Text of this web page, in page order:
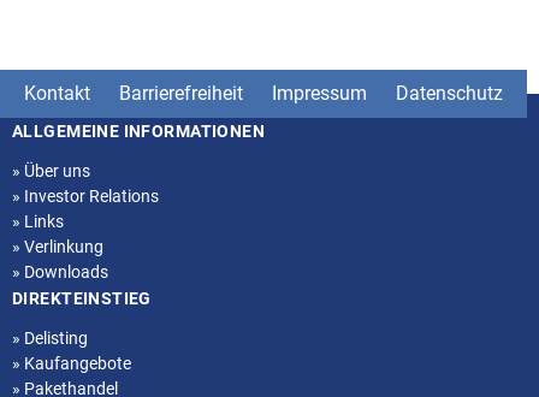
Kontakt Barrierefreiheit Impressum Datenschutz
Seitenstruktur
ALLGEMEINE INFORMATIONEN
» Über uns
» Investor Relations
» Links
» Verlinkung
» Downloads
DIREKTEINSTIEG
» Delisting
» Kaufangebote
» Pakethandel